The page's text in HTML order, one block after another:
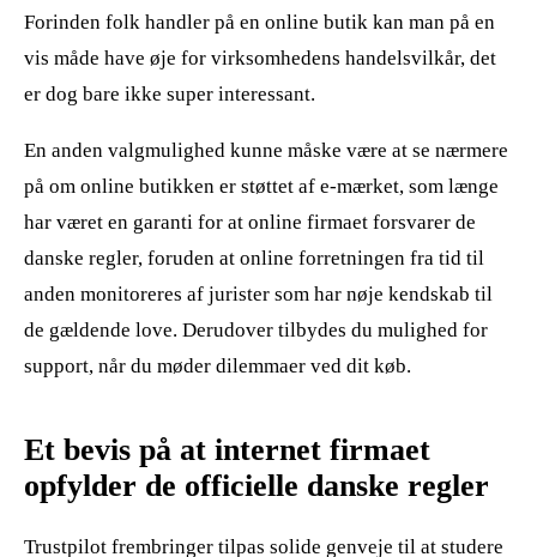
Forinden folk handler på en online butik kan man på en
vis måde have øje for virksomhedens handelsvilkår, det
er dog bare ikke super interessant.
En anden valgmulighed kunne måske være at se nærmere
på om online butikken er støttet af e-mærket, som længe
har været en garanti for at online firmaet forsvarer de
danske regler, foruden at online forretningen fra tid til
anden monitoreres af jurister som har nøje kendskab til
de gældende love. Derudover tilbydes du mulighed for
support, når du møder dilemmaer ved dit køb.
Et bevis på at internet firmaet
opfylder de officielle danske regler
Trustpilot frembringer tilpas solide genveje til at studere